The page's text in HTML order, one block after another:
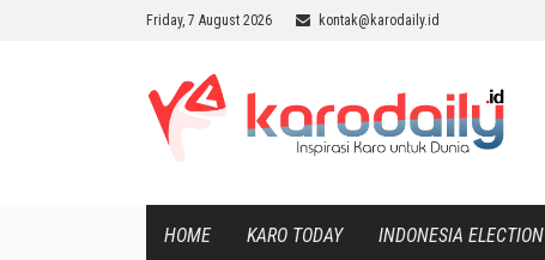
Friday, 7 August 2026 kontak@karodaily.id
HOME KARO TODAY INDONESIA ELECTION